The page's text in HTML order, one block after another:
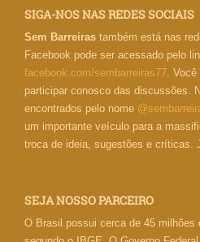
SIGA-NOS NAS REDES SOCIAIS
Sem Barreiras também está nas
Facebook pode ser acessado pelo
facebook.com/sembarreiras77. Você
participar conosco das discussões.
encontrados pelo nome
um importante veículo para a
troca de ideia, sugestões e críticas.
SEJA NOSSO PARCEIRO
O Brasil possui cerca de 45